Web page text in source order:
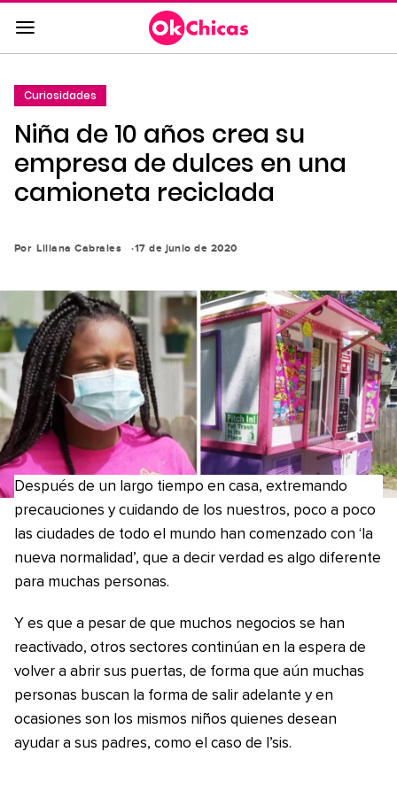
Saltar
al
contenido
a
la
navegación
principal
Curiosidades
Niña de 10 años crea su
empresa de dulces en una
camioneta reciclada
Por Liliana Cabrales 17 de junio de 2020
Después de un largo tiempo en casa, extremando
precauciones y cuidando de los nuestros, poco a poco
las ciudades de todo el mundo han comenzado con ‘la
nueva normalidad’, que a decir verdad es algo diferente
para muchas personas.
Y es que a pesar de que muchos negocios se han
reactivado, otros sectores continúan en la espera de
volver a abrir sus puertas, de forma que aún muchas
personas buscan la forma de salir adelante y en
ocasiones son los mismos niños quienes desean
ayudar a sus padres, como el caso de I’sis.